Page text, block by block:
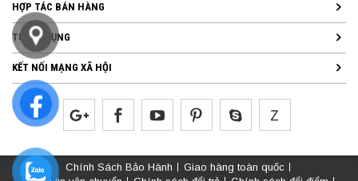
HỢP TÁC BÁN HÀNG
TUYỂN DỤNG
KẾT NỐI MẠNG XÃ HỘI
Chính Sách Bảo Hành
Giao hàng toàn quốc